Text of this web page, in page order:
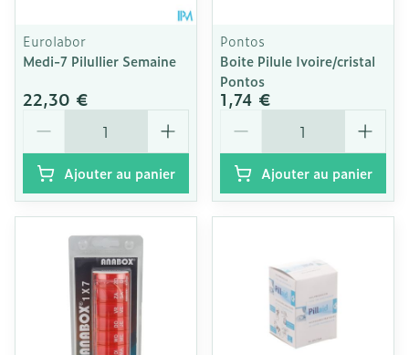
Eurolabor
Medi-7 Pilullier Semaine
22,30 €
Ajouter au panier
Pontos
Boite Pilule Ivoire/cristal
Pontos
1,74 €
Ajouter au panier